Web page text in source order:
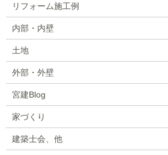
リフォーム施工例
内部・内壁
土地
外部・外壁
宮建Blog
家づくり
建築士会、他